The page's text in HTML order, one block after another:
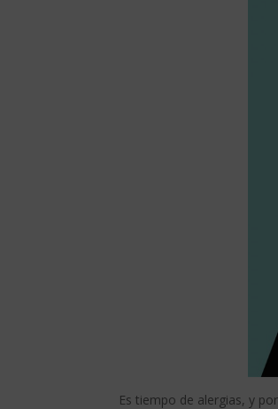
Es tiempo de alergias, y